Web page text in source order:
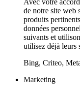
Avec votre
de notre site web
produits
données
suivants et
utilisez déjà leurs
Bing, Criteo,
Marketing